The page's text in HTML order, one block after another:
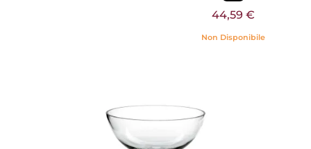
44,59 €
Non Disponibile